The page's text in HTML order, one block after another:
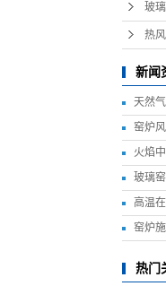
玻
热
新闻
天然
窑炉
火焰
玻璃
高温
窑炉
热门